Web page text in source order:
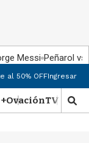
Messi Peñarol
al 50% OFFIngresar
OvaciónTV Show
M
o